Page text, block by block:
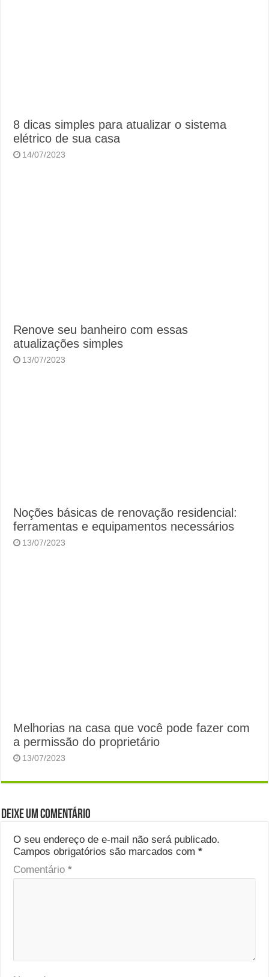
8 dicas simples para atualizar o sistema
elétrico de sua casa
14/07/2023
Renove seu banheiro com essas
atualizações simples
13/07/2023
Noções básicas de renovação residencial:
ferramentas e equipamentos necessários
13/07/2023
Melhorias na casa que você pode fazer com
a permissão do proprietário
13/07/2023
Deixe um comentário
O seu endereço de e-mail não será publicado.
Campos obrigatórios são marcados com*
Comentário*